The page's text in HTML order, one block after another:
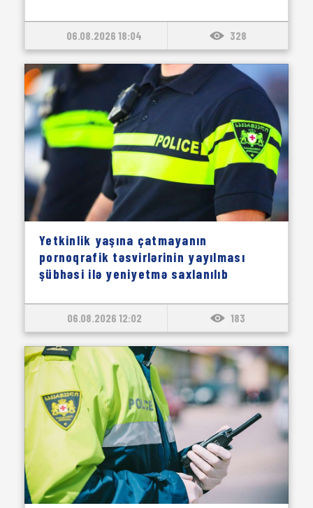
06.08.2026 18:04 328
Yetkinlik yaşına çatmayanın
pornoqrafik təsvirlərinin yayılması
şübhəsi ilə yeniyetmə saxlanılıb
06.08.2026 12:02 183